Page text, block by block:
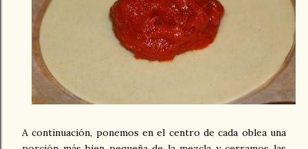
A continuación, ponemos en el centro de cada oblea una